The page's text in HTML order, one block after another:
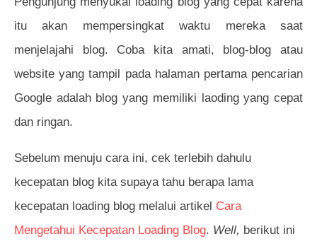
itu akan mempersingkat waktu mereka saat
menjelajahi blog. Coba kita amati, blog-blog atau
website yang tampil pada halaman pertama pencarian
Google adalah blog yang memiliki laoding yang cepat
dan ringan.
Sebelum menuju cara ini, cek terlebih dahulu
kecepatan blog kita supaya tahu berapa lama
kecepatan loading blog melalui artikel Cara
Mengetahui Kecepatan Loading Blog. Well, berikut ini